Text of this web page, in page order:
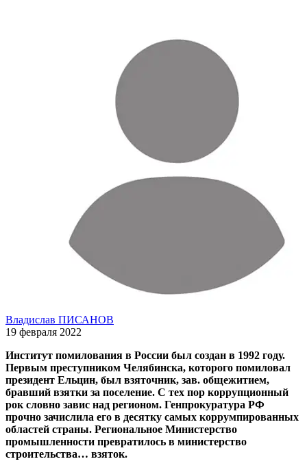
Владислав ПИСАНОВ
19 февраля 2022
Институт помилования в России был создан в 1992 году.
Первым преступником Челябинска, которого помиловал
президент Ельцин, был взяточник, зав. общежитием,
бравший взятки за поселение. С тех пор коррупционный
рок словно завис над регионом. Генпрокуратура РФ
прочно зачислила его в десятку самых коррумпированных
областей страны. Региональное Министерство
промышленности превратилось в министерство
строительства… взяток.